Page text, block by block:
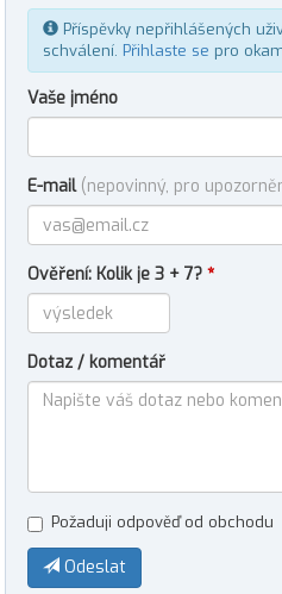
Příspěvky nepřihlášených
schválení. Přihlaste se pro
Vaše jméno
E-mail (nepovinný, pro
Ověření: Kolik je 3 + 7? *
Dotaz / komentář
Požaduji odpověď od obchodu
Odeslat